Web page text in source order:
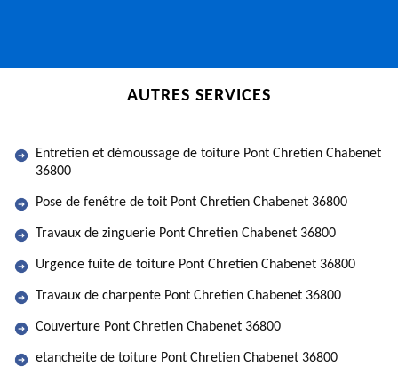
AUTRES SERVICES
Entretien et démoussage de toiture Pont Chretien Chabenet
36800
Pose de fenêtre de toit Pont Chretien Chabenet 36800
Travaux de zinguerie Pont Chretien Chabenet 36800
Urgence fuite de toiture Pont Chretien Chabenet 36800
Travaux de charpente Pont Chretien Chabenet 36800
Couverture Pont Chretien Chabenet 36800
etancheite de toiture Pont Chretien Chabenet 36800